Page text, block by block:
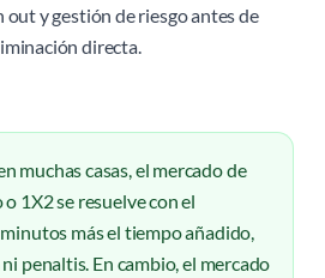
out y gestión de riesgo antes de
directa.
muchas casas, el mercado de
1X2 se resuelve con el
más el tiempo añadido,
penaltis. En cambio, el mercado